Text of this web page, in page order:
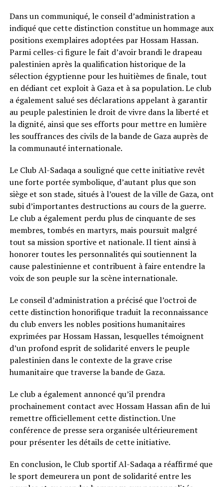
Dans un communiqué, le conseil d’administration a
indiqué que cette distinction constitue un hommage aux
positions exemplaires adoptées par Hossam Hassan.
Parmi celles-ci figure le fait d’avoir brandi le drapeau
palestinien après la qualification historique de la
sélection égyptienne pour les huitièmes de finale, tout
en dédiant cet exploit à Gaza et à sa population. Le club
a également salué ses déclarations appelant à garantir
au peuple palestinien le droit de vivre dans la liberté et
la dignité, ainsi que ses efforts pour mettre en lumière
les souffrances des civils de la bande de Gaza auprès de
la communauté internationale.
Le Club Al-Sadaqa a souligné que cette initiative revêt
une forte portée symbolique, d’autant plus que son
siège et son stade, situés à l’ouest de la ville de Gaza, ont
subi d’importantes destructions au cours de la guerre.
Le club a également perdu plus de cinquante de ses
membres, tombés en martyrs, mais poursuit malgré
tout sa mission sportive et nationale. Il tient ainsi à
honorer toutes les personnalités qui soutiennent la
cause palestinienne et contribuent à faire entendre la
voix de son peuple sur la scène internationale.
Le conseil d’administration a précisé que l’octroi de
cette distinction honorifique traduit la reconnaissance
du club envers les nobles positions humanitaires
exprimées par Hossam Hassan, lesquelles témoignent
d’un profond esprit de solidarité envers le peuple
palestinien dans le contexte de la grave crise
humanitaire que traverse la bande de Gaza.
Le club a également annoncé qu’il prendra
prochainement contact avec Hossam Hassan afin de lui
remettre officiellement cette distinction. Une
conférence de presse sera organisée ultérieurement
pour présenter les détails de cette initiative.
En conclusion, le Club sportif Al-Sadaqa a réaffirmé que
le sport demeurera un pont de solidarité entre les